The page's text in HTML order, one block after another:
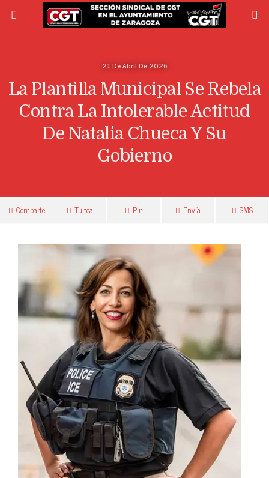
21 De Abril De 2026
La Plantilla Municipal Se Rebela
Contra La Intolerable Actitud
De Natalia Chueca Y Su
Gobierno
Comparte Tuitea Pin Envía SMS